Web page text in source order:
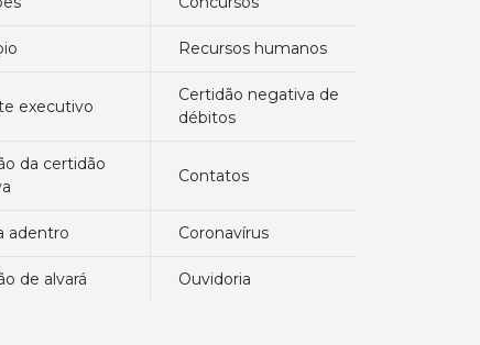
recursos humanos
executivo
certidão negativa de
débitos
contatos
adentro coronavírus
de alvará ouvidoria